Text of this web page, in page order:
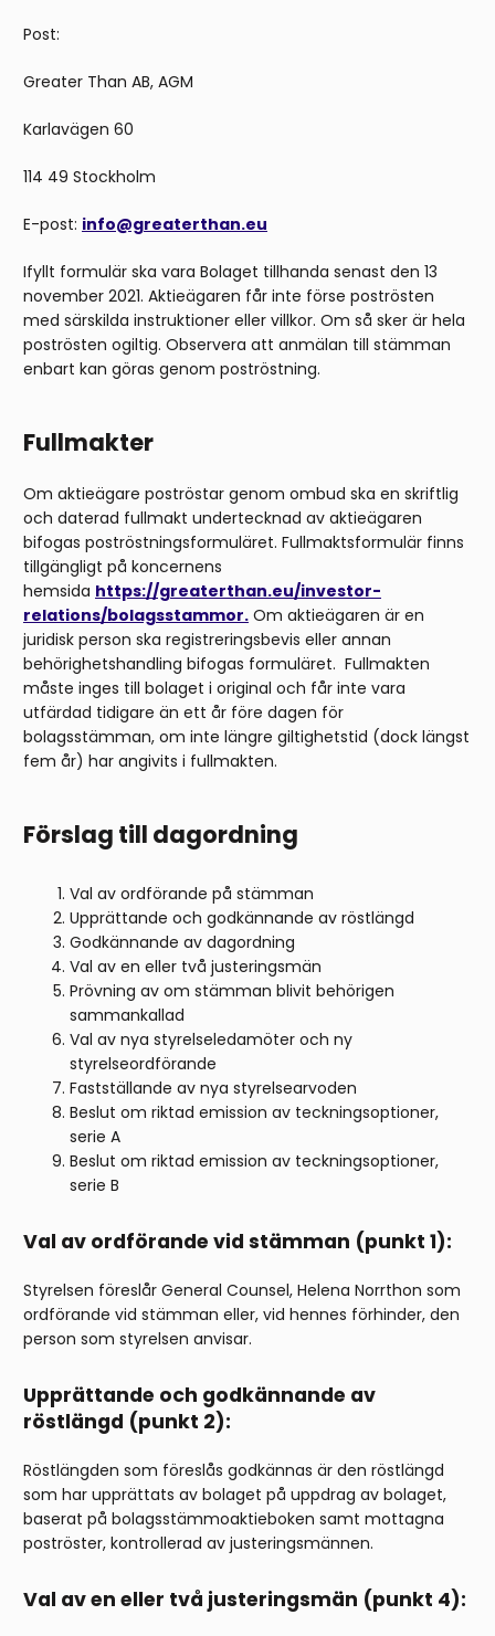
Post:
Greater Than AB, AGM
Karlavägen 60
114 49 Stockholm
E-post: info@greaterthan.eu
Ifyllt formulär ska vara Bolaget tillhanda senast den 13
november 2021. Aktieägaren får inte förse poströsten
med särskilda instruktioner eller villkor. Om så sker är hela
poströsten ogiltig. Observera att anmälan till stämman
enbart kan göras genom poströstning.
Fullmakter
Om aktieägare poströstar genom ombud ska en skriftlig
och daterad fullmakt undertecknad av aktieägaren
bifogas poströstningsformuläret. Fullmaktsformulär finns
tillgängligt på koncernens
hemsida https://greaterthan.eu/investor-
relations/bolagsstammor. Om aktieägaren är en
juridisk person ska registreringsbevis eller annan
behörighetshandling bifogas formuläret. Fullmakten
måste inges till bolaget i original och får inte vara
utfärdad tidigare än ett år före dagen för
bolagsstämman, om inte längre giltighetstid (dock längst
fem år) har angivits i fullmakten.
Förslag till dagordning
Val av ordförande på stämman
Upprättande och godkännande av röstlängd
Godkännande av dagordning
Val av en eller två justeringsmän
Prövning av om stämman blivit behörigen
sammankallad
Val av nya styrelseledamöter och ny
styrelseordförande
Fastställande av nya styrelsearvoden
Beslut om riktad emission av teckningsoptioner,
serie A
Beslut om riktad emission av teckningsoptioner,
serie B
Val av ordförande vid stämman (punkt 1):
Styrelsen föreslår General Counsel, Helena Norrthon som
ordförande vid stämman eller, vid hennes förhinder, den
person som styrelsen anvisar.
Upprättande och godkännande av
röstlängd (punkt 2):
Röstlängden som föreslås godkännas är den röstlängd
som har upprättats av bolaget på uppdrag av bolaget,
baserat på bolagsstämmoaktieboken samt mottagna
poströster, kontrollerad av justeringsmännen.
Val av en eller två justeringsmän (punkt 4):